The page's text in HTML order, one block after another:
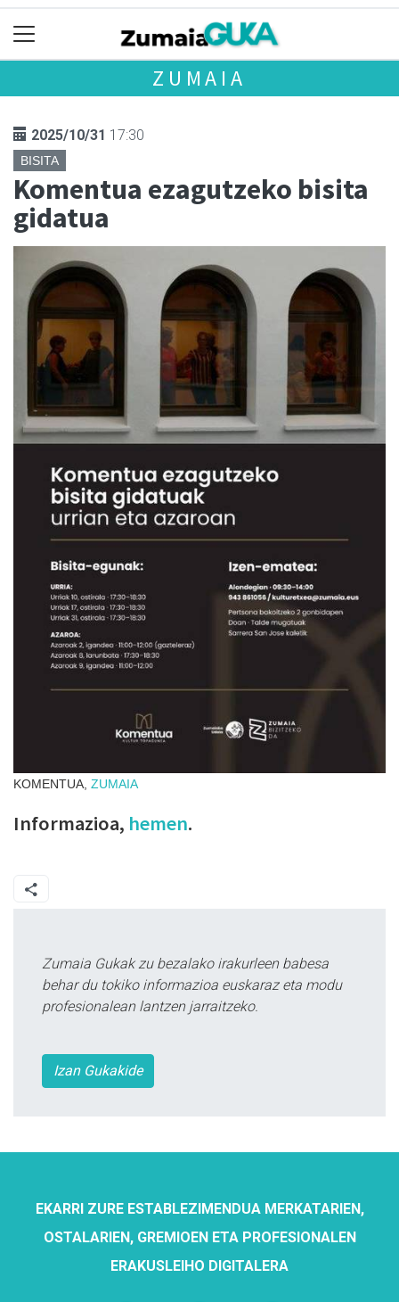
ZUMAIA
2025/10/31 17:30
BISITA
Komentua ezagutzeko bisita
gidatua
KOMENTUA, ZUMAIA
Informazioa, hemen.
Zumaia Gukak zu bezalako irakurleen babesa
behar du tokiko informazioa euskaraz eta modu
profesionalean lantzen jarraitzeko.
Izan Gukakide
EKARRI ZURE ESTABLEZIMENDUA MERKATARIEN,
OSTALARIEN, GREMIOEN ETA PROFESIONALEN
ERAKUSLEIHO DIGITALERA